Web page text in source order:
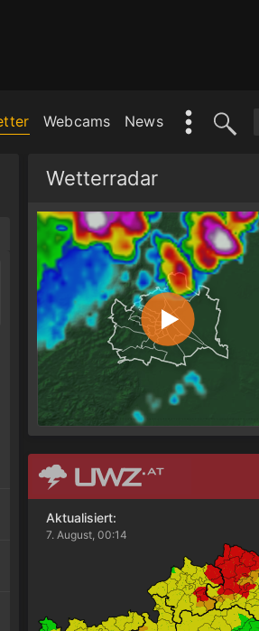
Webcams News
Freitag
14.
Aug.
Samstag
15.
Aug.
Wetterradar
Aktualisiert:
7. August, 00:14